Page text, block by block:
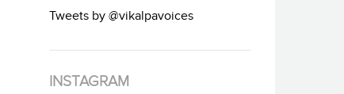
Tweets by @vikalpavoices
INSTAGRAM